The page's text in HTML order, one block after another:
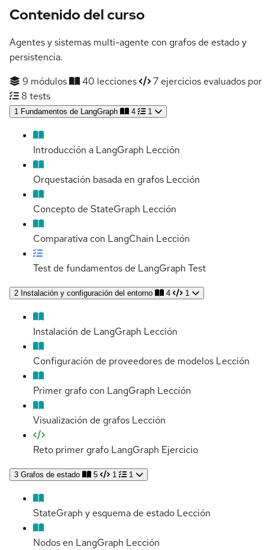
Contenido del curso
Agentes y sistemas multi-agente con grafos de estado y
persistencia.
9 módulos
40 lecciones
7 ejercicios evaluados por
8 tests
1 Fundamentos de LangGraph 4 1
Introducción a LangGraph Lección
Orquestación basada en grafos Lección
Concepto de StateGraph Lección
Comparativa con LangChain Lección
Test de fundamentos de LangGraph Test
2 Instalación y configuración del entorno 4 1
Instalación de LangGraph Lección
Configuración de proveedores de modelos Lección
Primer grafo con LangGraph Lección
Visualización de grafos Lección
Reto primer grafo LangGraph Ejercicio
3 Grafos de estado 5 1 1
StateGraph y esquema de estado Lección
Nodos en LangGraph Lección